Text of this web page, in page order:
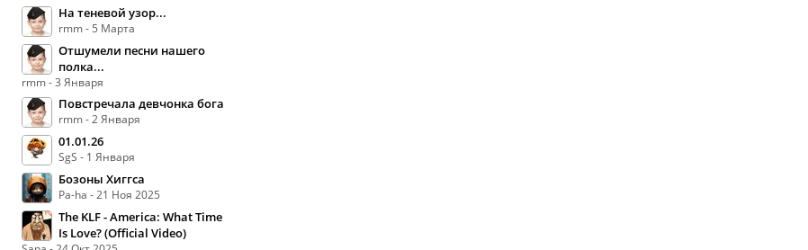
На теневой узор...
rmm - 5 Марта
Отшумели песни нашего
полка...
rmm - 3 Января
Повстречала девчонка бога
rmm - 2 Января
01.01.26
SgS - 1 Января
Бозоны Хиггса
Pa-ha - 21 Ноя 2025
The KLF - America: What Time
Is Love? (Official Video)